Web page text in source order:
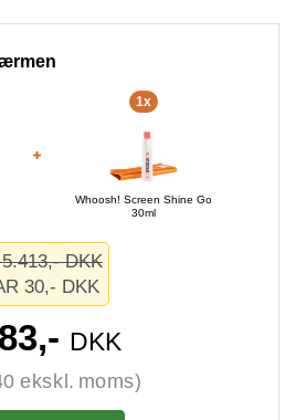
1x
Whoosh! Screen Shine Go
30ml
DKK
30,- DKK
DKK
ekskl. moms)